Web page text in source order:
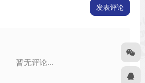
发表评论
暂无评论...